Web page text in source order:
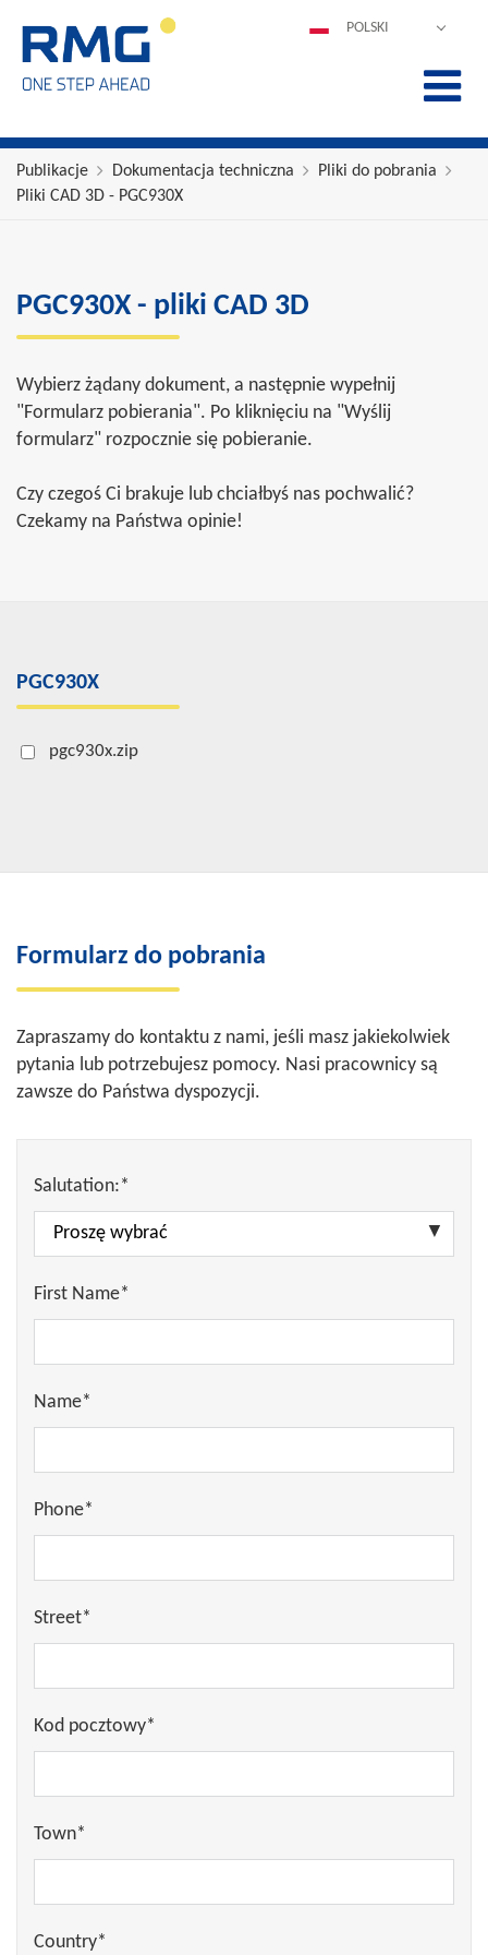
POLSKI
FRANÇAIS
Publikacje Dokumentacja techniczna
Pliki do pobrania
Pliki CAD 3D - PGC930X
PGC930X - pliki CAD 3D
Wybierz żądany dokument, a następnie wypełnij
"Formularz pobierania". Po kliknięciu na "Wyślij
formularz" rozpocznie się pobieranie.
Czy czegoś Ci brakuje lub chciałbyś nas pochwalić?
Czekamy na Państwa opinie!
PGC930X
pgc930x.zip
Formularz do pobrania
Zapraszamy do kontaktu z nami, jeśli masz jakiekolwiek
pytania lub potrzebujesz pomocy. Nasi pracownicy są
zawsze do Państwa dyspozycji.
Salutation:*
First Name*
Name*
Phone*
Street*
Kod pocztowy*
Town*
Country*